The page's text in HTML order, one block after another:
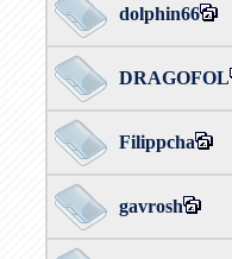
dolphin66
DRAGOFOL
Filippcha
gavrosh